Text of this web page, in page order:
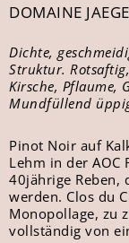
DOMAINE
Dichte,
Struktur.
Kirsche, Pflaume,
Mundfüllend
Pinot Noir auf
Lehm in der AOC
40jährige Reben,
werden. Clos du
Monopollage, zu
vollständig von